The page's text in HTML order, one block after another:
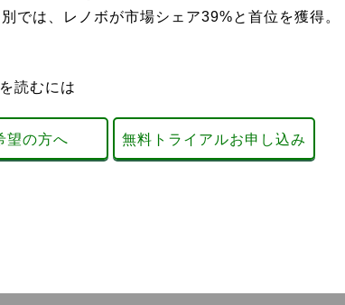
では、レノボが市場シェア39%と首位を獲得。
読むには
望の方へ 無料トライアルお申し込み